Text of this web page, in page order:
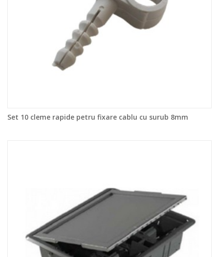
Set 10 cleme rapide petru fixare cablu cu surub 8mm